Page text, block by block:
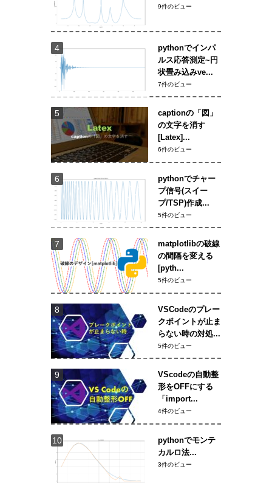
9件のビュー
pythonでインパ
ルス応答測定~円
状畳み込みve...
7件のビュー
captionの「図」
の文字を消す
[Latex]...
6件のビュー
pythonでチャー
プ信号(スイー
プ/TSP)作成...
5件のビュー
matplotlibの破線
の間隔を変える
[pyth...
5件のビュー
VSCodeのプレー
クポイントが止ま
らない時の対処...
5件のビュー
VScodeの自動整
形をOFFにする
「import...
4件のビュー
pythonでモンテ
カルロ法...
3件のビュー